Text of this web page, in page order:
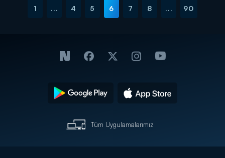
1 ... 4 5 6 7 8 ... 90
Tüm Uygulamalarımız